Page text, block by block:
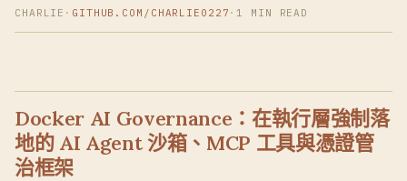
CHARLIE · GITHUB.COM/CHARLIE0227 · 1 MIN READ
Docker AI Governance：在執行層強制落
地的 AI Agent 沙箱、MCP 工具與憑證管
治框架